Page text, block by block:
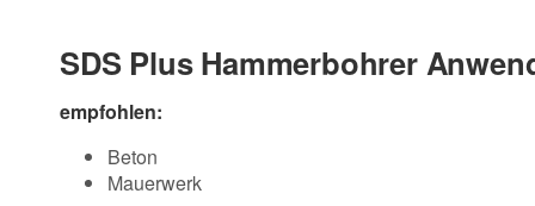
SDS Plus Hammerbohrer
empfohlen:
Beton
Mauerwerk